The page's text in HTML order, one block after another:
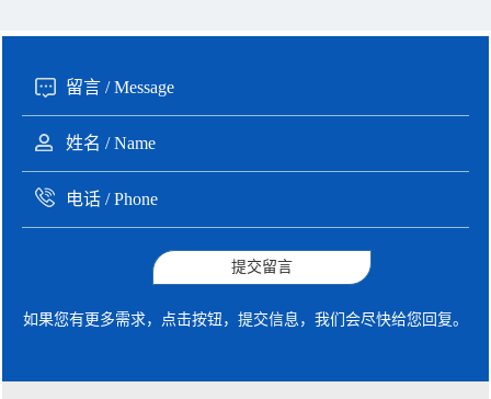
提交留言
如果您有更多需求，点击按钮，提交信息，我们会尽快给您回复。